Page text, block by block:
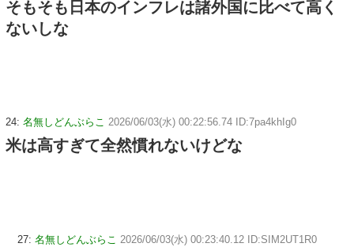
そもそも日本のインフレは諸外国に比べて高く
ないしな
24: 名無しどんぶらこ 2026/06/03(水) 00:22:56.74 ID:7pa4khIg0
米は高すぎて全然慣れないけどな
27: 名無しどんぶらこ 2026/06/03(水) 00:23:40.12 ID:SIM2UT1R0